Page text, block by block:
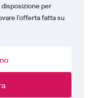
per
l'offerta fatta su